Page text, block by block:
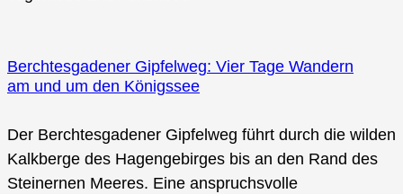
Berchtesgadener Gipfelweg: Vier Tage Wandern
am und um den Königssee
Der Berchtesgadener Gipfelweg führt durch die wilden
Kalkberge des Hagengebirges bis an den Rand des
Steinernen Meeres. Eine anspruchsvolle